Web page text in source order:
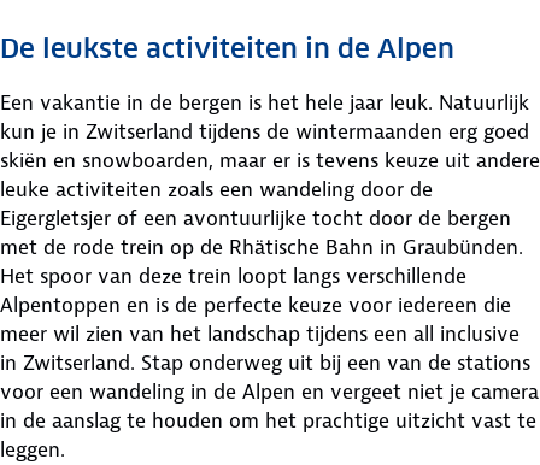
De leukste activiteiten in de Alpen
Een vakantie in de bergen is het hele jaar leuk. Natuurlijk
kun je in Zwitserland tijdens de wintermaanden erg goed
skiën en snowboarden, maar er is tevens keuze uit andere
leuke activiteiten zoals een wandeling door de
Eigergletsjer of een avontuurlijke tocht door de bergen
met de rode trein op de Rhätische Bahn in Graubünden.
Het spoor van deze trein loopt langs verschillende
Alpentoppen en is de perfecte keuze voor iedereen die
meer wil zien van het landschap tijdens een all inclusive
in Zwitserland. Stap onderweg uit bij een van de stations
voor een wandeling in de Alpen en vergeet niet je camera
in de aanslag te houden om het prachtige uitzicht vast te
leggen.